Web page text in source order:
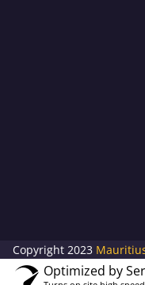
Copyright 2023
Optimized by